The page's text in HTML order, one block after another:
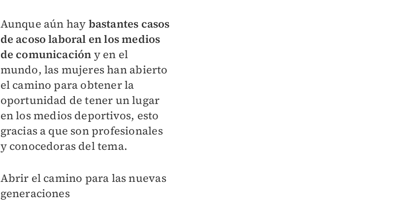
Aunque aún hay bastantes casos
de acoso laboral en los medios
de comunicación y en el
mundo, las mujeres han abierto
el camino para obtener la
oportunidad de tener un lugar
en los medios deportivos, esto
gracias a que son profesionales
y conocedoras del tema.
Abrir el camino para las nuevas
generaciones